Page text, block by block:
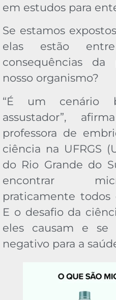
em estudos para
Se estamos
elas estão
consequências
nosso organismo?
“É um cenário
assustador”,
professora de
ciência na UFRGS
do Rio Grande do
encontrar
praticamente todos
E o desafio da
eles causam e
negativo para a